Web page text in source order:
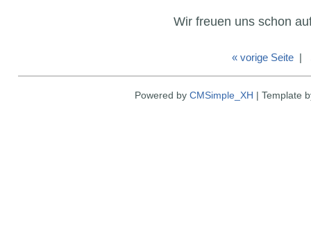
Wir freuen uns schon
« vorige Seite|
Powered by CMSimple_XH | Template